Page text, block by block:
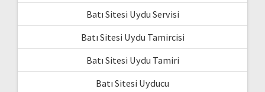
Batı Sitesi Uydu Servisi
Batı Sitesi Uydu Tamircisi
Batı Sitesi Uydu Tamiri
Batı Sitesi Uyducu